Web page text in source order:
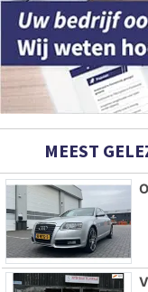
MEEST